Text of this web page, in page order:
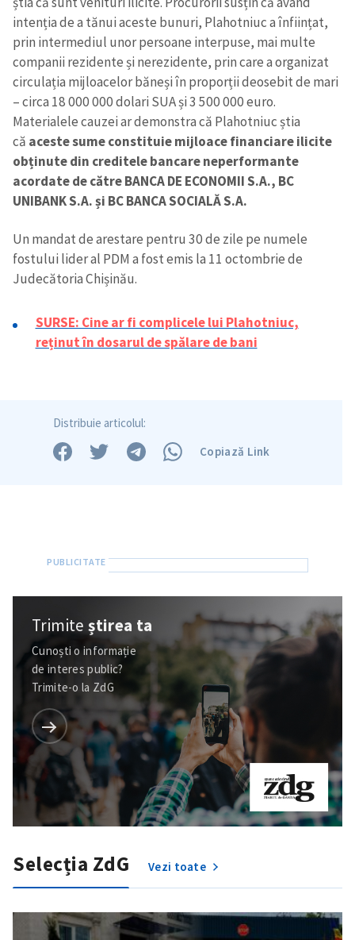
intenția de a tănui aceste bunuri, Plahotniuc a înființat,
prin intermediul unor persoane interpuse, mai multe
companii rezidente și nerezidente, prin care a organizat
circulația mijloacelor băneși în proporții deosebit de mari
– circa 18 000 000 dolari SUA și 3 500 000 euro.
Materialele cauzei ar demonstra că Plahotniuc știa
că aceste sume constituie mijloace financiare ilicite
obținute din creditele bancare neperformante
acordate de către BANCA DE ECONOMII S.A., BC
UNIBANK S.A. și BC BANCA SOCIALĂ S.A.
Un mandat de arestare pentru 30 de zile pe numele
fostului lider al PDM a fost emis la 11 octombrie de
Judecătoria Chișinău.
SURSE: Cine ar fi complicele lui Plahotniuc,
reținut în dosarul de spălare de bani
Distribuie articolul:
Copiază Link
Trimiteștirea ta
Cunoști o informație
de interes public?
Trimite-o la ZdG
Selecția ZdG Vezi toate